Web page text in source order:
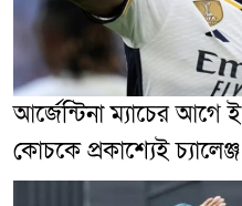
আর্জেন্টিনা ম্যাচের আগে
কোচকে প্রকাশ্যেই